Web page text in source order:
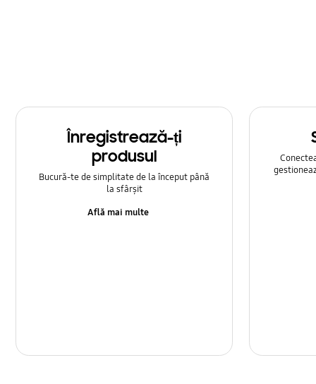
Înregistrează-ți
produsul
Bucură-te de simplitate de la început până
la sfârșit
Află mai multe